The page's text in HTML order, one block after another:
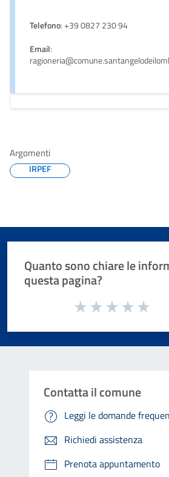
Telefono: +39 0827 230 94
Email:
Argomenti
IRPEF
Quanto sono chiare le
questa pagina?
Valuta da 1 a 5 stelle la pagina
Contatta il comune
Leggi le domande
Richiedi assistenza
Prenota appuntamento